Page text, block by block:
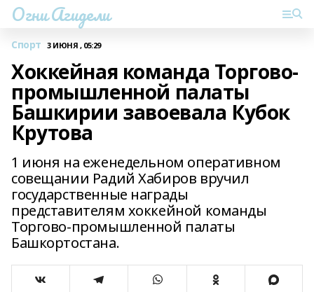
Огни Агидели
Спорт 3 ИЮНЯ , 05:29
Хоккейная команда Торгово-
промышленной палаты
Башкирии завоевала Кубок
Крутова
1 июня на еженедельном оперативном
совещании Радий Хабиров вручил
государственные награды
представителям хоккейной команды
Торгово-промышленной палаты
Башкортостана.